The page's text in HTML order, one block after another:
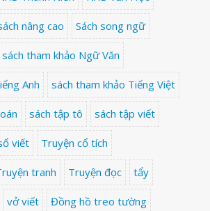
nâng cao Sách song ngữ
sách tham khảo Ngữ Văn
Anh sách tham khảo Tiếng Việt
sách tập tô sách tập viết
viết Truyện cổ tích
tranh Truyện đọc tẩy
vở viết Đồng hồ treo tường